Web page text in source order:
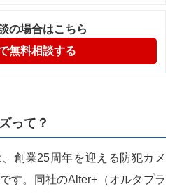
の場合はこちら
無料相談する
って？
創業25周年を迎える防犯カメ
す。同社のAlter+（オルタプラ